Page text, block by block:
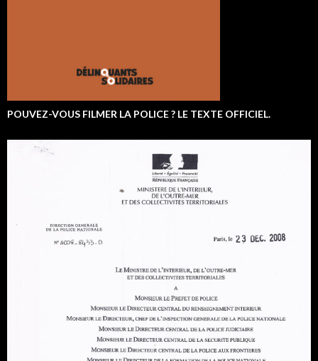
POUVEZ-VOUS FILMER LA POLICE ? LE TEXTE OFFICIEL.